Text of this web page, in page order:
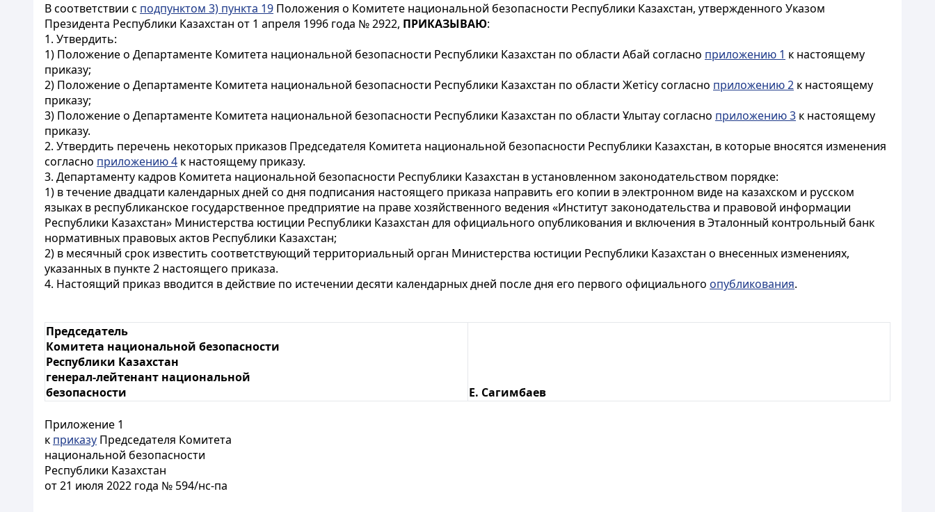
В соответствии с подпунктом 3) пункта 19 Положения о Комитете национальной безопасности Республики Казахстан, утвержденного Указом
Президента Республики Казахстан от 1 апреля 1996 года № 2922, ПРИКАЗЫВАЮ:
1. Утвердить:
1) Положение о Департаменте Комитета национальной безопасности Республики Казахстан по области Абай согласно приложению 1 к настоящему
приказу;
2) Положение о Департаменте Комитета национальной безопасности Республики Казахстан по области Жетісу согласно приложению 2 к настоящему
приказу;
3) Положение о Департаменте Комитета национальной безопасности Республики Казахстан по области Ұлытау согласно приложению 3 к настоящему
приказу.
2. Утвердить перечень некоторых приказов Председателя Комитета национальной безопасности Республики Казахстан, в которые вносятся изменения
согласно приложению 4 к настоящему приказу.
3. Департаменту кадров Комитета национальной безопасности Республики Казахстан в установленном законодательством порядке:
1) в течение двадцати календарных дней со дня подписания настоящего приказа направить его копии в электронном виде на казахском и русском
языках в республиканское государственное предприятие на праве хозяйственного ведения «Институт законодательства и правовой информации
Республики Казахстан» Министерства юстиции Республики Казахстан для официального опубликования и включения в Эталонный контрольный банк
нормативных правовых актов Республики Казахстан;
2) в месячный срок известить соответствующий территориальный орган Министерства юстиции Республики Казахстан о внесенных изменениях,
указанных в пункте 2 настоящего приказа.
4. Настоящий приказ вводится в действие по истечении десяти календарных дней после дня его первого официального опубликования.
Председатель
Комитета национальной безопасности
Республики Казахстан
генерал-лейтенант национальной
безопасности
Е. Сагимбаев
Приложение 1
к приказу Председателя Комитета
национальной безопасности
Республики Казахстан
от 21 июля 2022 года № 594/нс-па